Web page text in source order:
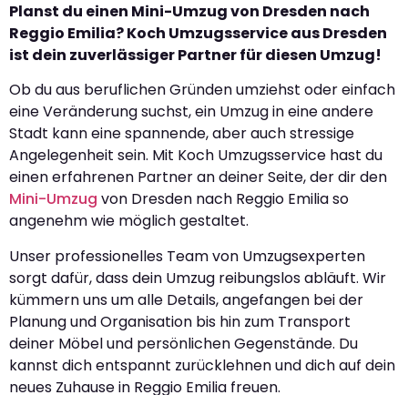
Planst du einen Mini-Umzug von Dresden nach
Reggio Emilia? Koch Umzugsservice aus Dresden
ist dein zuverlässiger Partner für diesen Umzug!
Ob du aus beruflichen Gründen umziehst oder einfach
eine Veränderung suchst, ein Umzug in eine andere
Stadt kann eine spannende, aber auch stressige
Angelegenheit sein. Mit Koch Umzugsservice hast du
einen erfahrenen Partner an deiner Seite, der dir den
Mini-Umzug von Dresden nach Reggio Emilia so
angenehm wie möglich gestaltet.
Unser professionelles Team von Umzugsexperten
sorgt dafür, dass dein Umzug reibungslos abläuft. Wir
kümmern uns um alle Details, angefangen bei der
Planung und Organisation bis hin zum Transport
deiner Möbel und persönlichen Gegenstände. Du
kannst dich entspannt zurücklehnen und dich auf dein
neues Zuhause in Reggio Emilia freuen.